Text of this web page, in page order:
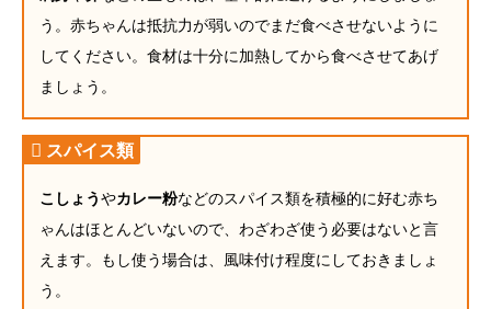
う。赤ちゃんは抵抗力が弱いのでまだ食べさせないように
してください。食材は十分に加熱してから食べさせてあげ
ましょう。
スパイス類
こしょうやカレー粉などのスパイス類を積極的に好む赤ち
ゃんはほとんどいないので、わざわざ使う必要はないと言
えます。もし使う場合は、風味付け程度にしておきましょ
う。